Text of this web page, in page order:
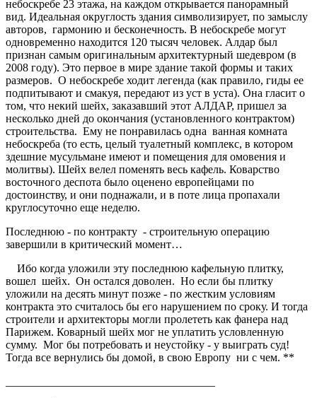
небоскребе 23 этажа, на каждом открывается панорамный
вид. Идеальная округлость здания символизирует, по замыслу
авторов, гармонию и бесконечность. В небоскребе могут
одновременно находится 120 тысяч человек. Алдар был
признан самым оригинальным архитектурный шедевром (в
2008 году). Это первое в мире здание такой формы и таких
размеров. О небоскребе ходит легенда (как правило, гиды ее
подпитывают и смакуя, передают из уст в уста). Она гласит о
том, что некий шейх, заказавший этот АЛДАР, пришел за
несколько дней до окончания (установленного контрактом)
строительства. Ему не понравилась одна ванная комната
небоскреба (то есть, целый туалетный комплекс, в котором
здешние мусульмане имеют и помещения для омовения и
молитвы). Шейх велел поменять весь кафель. Коварство
восточного деспота было оценено европейцами по
достоинству, и они поднажали, и в поте лица пропахали
круглосуточно еще неделю.
Последнюю - по контракту - строительную операцию
завершили в критический момент…
Ибо когда уложили эту последнюю кафельную плитку,
вошел шейх. Он остался доволен. Но если бы плитку
уложили на десять минут позже - по жестким условиям
контракта это считалось бы его нарушением по сроку. И тогда
строители и архитекторы могли пролететь как фанера над
Парижем. Коварный шейх мог не уплатить условленную
сумму. Мог бы потребовать и неустойку - у выиграть суд!
Тогда все вернулись бы домой, в свою Европу ни с чем. **